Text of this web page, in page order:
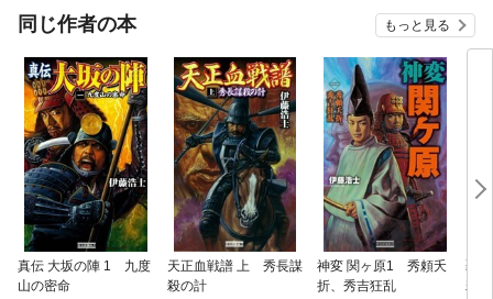
同じ作者の本 もっと見る
真伝 大坂の陣 1 九度
山の密命
天正血戦譜 上 秀長謀
殺の計
神変 関ヶ原1 秀頼夭
折、秀吉狂乱
覇
若